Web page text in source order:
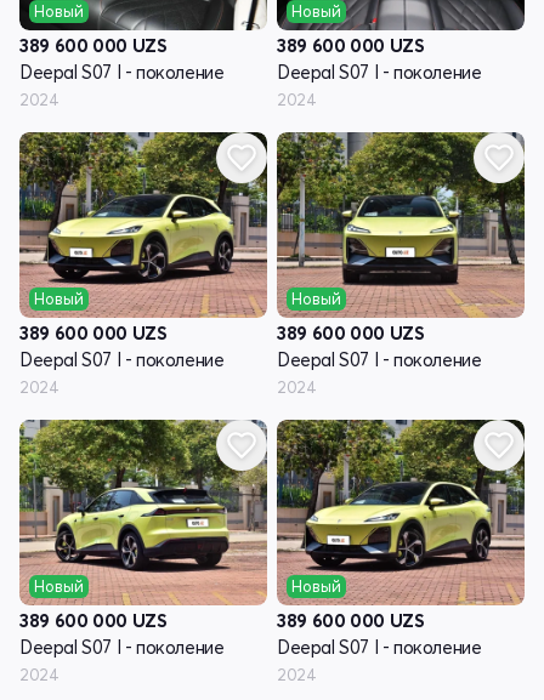
Новый
389 600 000 UZS
Deepal S07 I - поколение
2024
Новый
389 600 000 UZS
Deepal S07 I - поколение
2024
Новый
389 600 000 UZS
Deepal S07 I - поколение
2024
Новый
389 600 000 UZS
Deepal S07 I - поколение
2024
Новый
389 600 000 UZS
Deepal S07 I - поколение
2024
Новый
389 600 000 UZS
Deepal S07 I - поколение
2024